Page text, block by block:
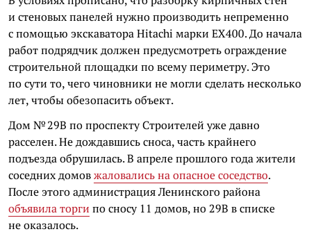
и стеновых панелей нужно производить непременно
с помощью экскаватора Hitachi марки EX400. До начала
работ подрядчик должен предусмотреть ограждение
строительной площадки по всему периметру. Это
по сути то, чего чиновники не могли сделать несколько
лет, чтобы обезопасить объект.
Дом № 29В по проспекту Строителей уже давно
расселен. Не дождавшись сноса, часть крайнего
подъезда обрушилась. В апреле прошлого года жители
соседних домовжаловались на опасное соседство.
После этого администрация Ленинского района
объявила торги по сносу 11 домов, но 29В в списке
не оказалось.